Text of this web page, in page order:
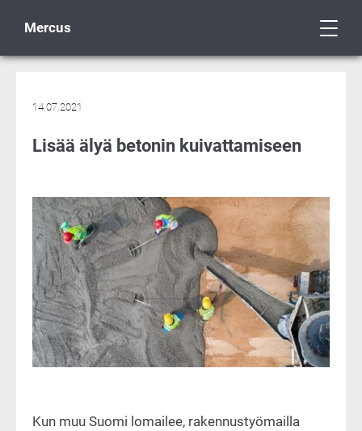
Mercus
14.07.2021
Lisää älyä betonin kuivattamiseen
Kun muu Suomi lomailee, rakennustyömailla